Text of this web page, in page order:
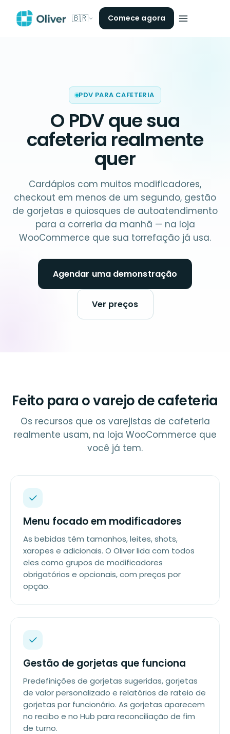
🇧🇷 Comece agora
PDV PARA CAFETERIA
O PDV que sua
cafeteria realmente
quer
Cardápios com muitos modificadores,
checkout em menos de um segundo, gestão
de gorjetas e quiosques de autoatendimento
para a correria da manhã — na loja
WooCommerce que sua torrefação já usa.
Agendar uma demonstração
Ver preços
Feito para o varejo de cafeteria
Os recursos que os varejistas de cafeteria
realmente usam, na loja WooCommerce que
você já tem.
Menu focado em modificadores
As bebidas têm tamanhos, leites, shots,
xaropes e adicionais. O Oliver lida com todos
eles como grupos de modificadores
obrigatórios e opcionais, com preços por
opção.
Gestão de gorjetas que funciona
Predefinições de gorjetas sugeridas, gorjetas
de valor personalizado e relatórios de rateio de
gorjetas por funcionário. As gorjetas aparecem
no recibo e no Hub para reconciliação de fim
de turno.